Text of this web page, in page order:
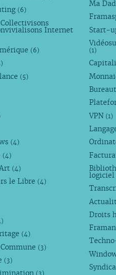
(6)
Internet
(6)
(5)
(4)
(4)
(4)
le Libre (4)
(4)
(3)
(3)
(3)
Ma
Start-
(1)
VPN (1)
logiciel
Droits